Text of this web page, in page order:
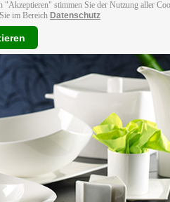
stimmen Sie der Nutzung aller
im Bereich Datenschutz